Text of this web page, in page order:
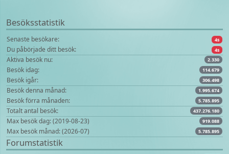
Besöksstatistik
Senaste besökare: 4s
Du påbörjade ditt besök: 4s
Aktiva besök nu: 2.330
Besök idag: 114.679
Besök igår: 306.498
Besök denna månad: 1.995.674
Besök förra månaden: 5.785.895
Totalt antal besök: 437.276.180
Max besök dag: (2019-08-23) 919.088
Max besök månad: (2026-07) 5.785.895
Forumstatistik